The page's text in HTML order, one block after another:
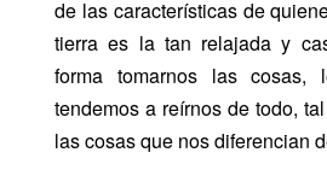
de las características de
tierra es la tan relajada y
forma tomarnos las cosas,
tendemos a reírnos de todo,
las cosas que nos diferencian